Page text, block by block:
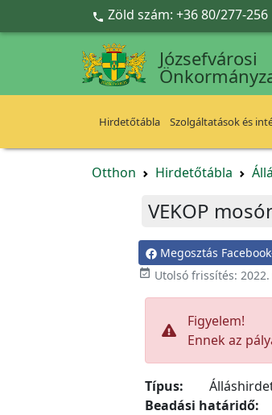
Ugrás a fő tartalomra
 Zöld szám: +36 80/277-256
Józsefvárosi
Hirdetőtábla Szolgáltatások és
Otthon Hirdetőtábla
VEKOP
Megosztás
 Utolsó frissítés:
Figyelem!
Ennek az
Típus:
Beadási határidő: